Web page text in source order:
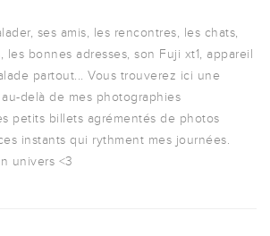
ses amis, les rencontres, les chats,
les bonnes adresses, son Fuji xt1, appareil
partout... Vous trouverez ici une
delà de mes photographies
petits billets agrémentés de photos
instants qui rythment mes journées.
univers <3